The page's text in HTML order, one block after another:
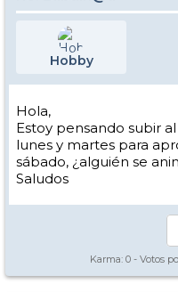
Hobby
Hola,
Estoy pensando subir
lunes y martes para
sábado, ¿alguién se
Saludos
Karma: 0 - Votos